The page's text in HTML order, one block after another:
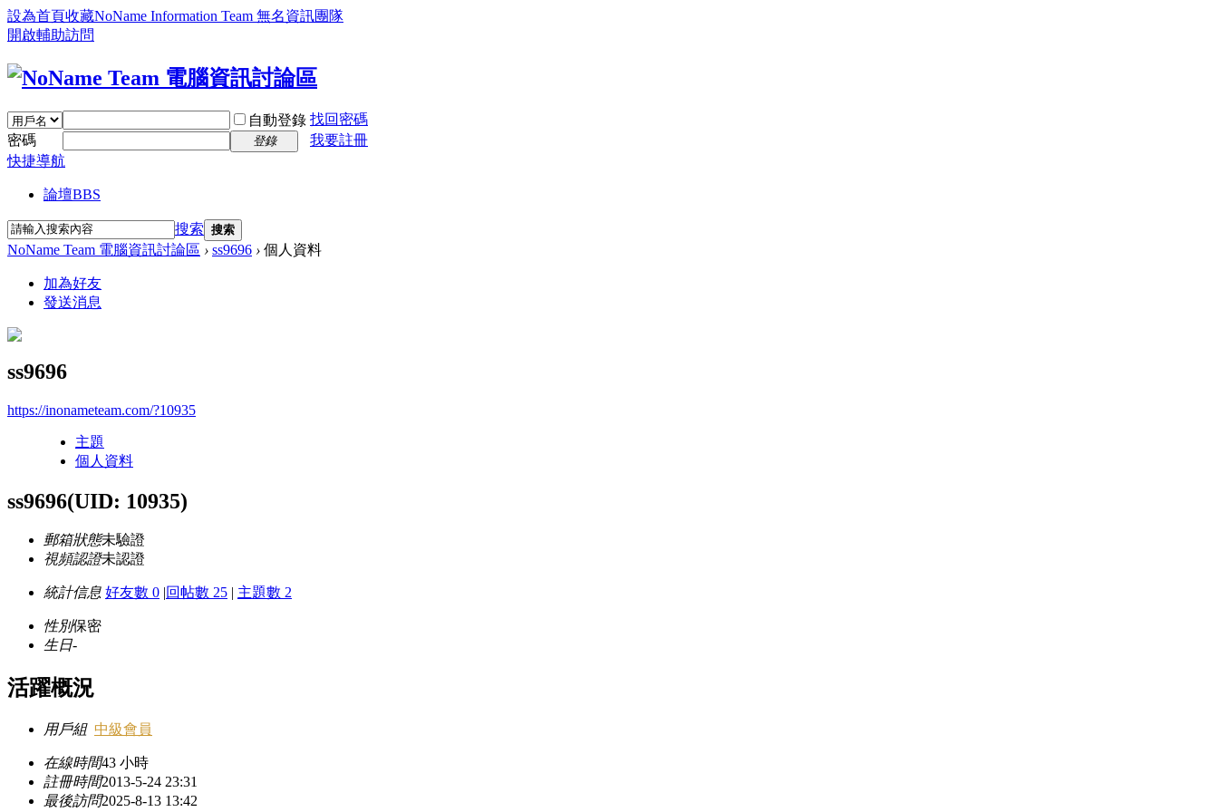
設為首頁收藏NoName Information Team 無名資訊團隊
開啟輔助訪問
自動登錄 找回密碼
密碼
登錄
我要註冊
快捷導航
論壇BBS
搜索 搜索
NoName Team 電腦資訊討論區 › ss9696 › 個人資料
加為好友
發送消息
ss9696
https://inonameteam.com/?10935
主題
個人資料
ss9696(UID: 10935)
郵箱狀態未驗證
視頻認證未認證
統計信息 好友數 0 |回帖數 25 | 主題數 2
性別保密
生日-
活躍概況
用戶組 中級會員
在線時間43 小時
註冊時間2013-5-24 23:31
最後訪問2025-8-13 13:42